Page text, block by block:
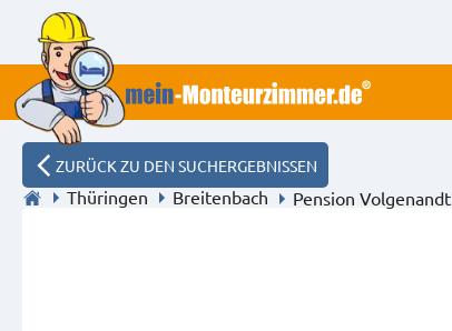
ZURÜCK ZU DEN SUCHERGEBNISSEN
Thüringen Breitenbach Pension Volgenandt